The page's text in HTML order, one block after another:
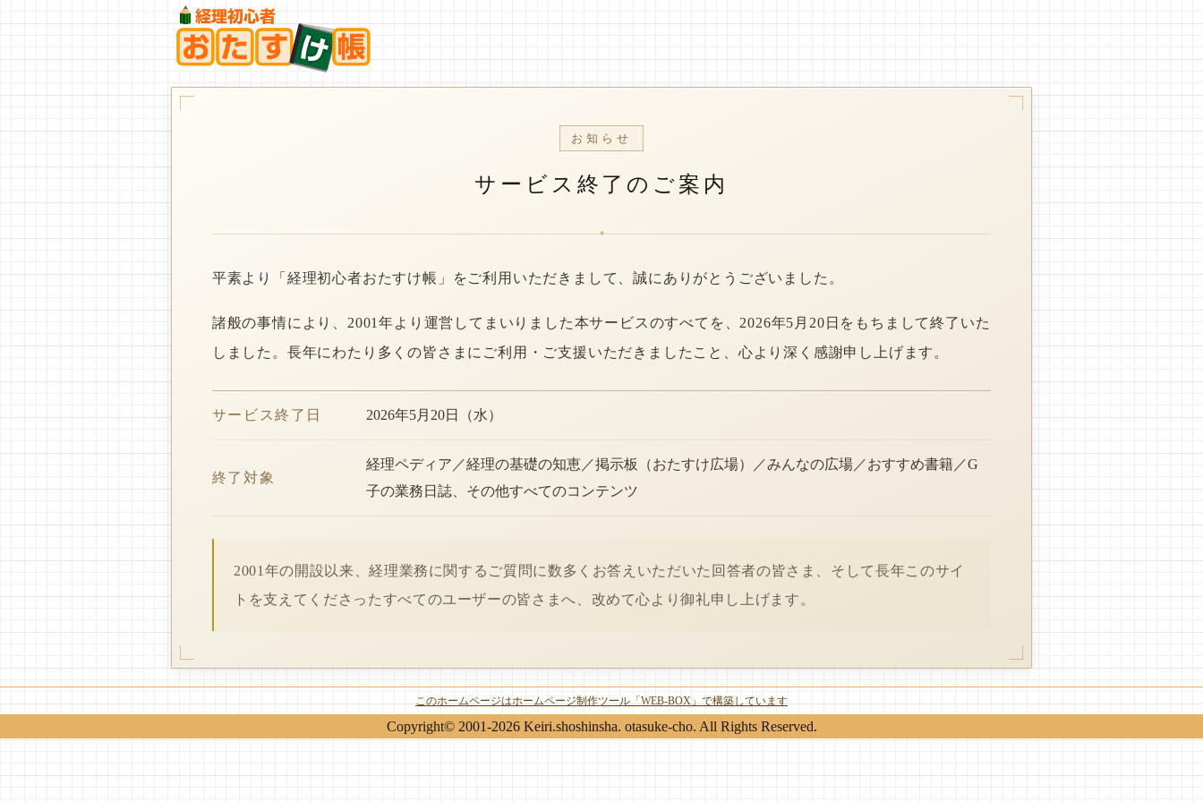
お知らせ
サービス終了のご案内
*
平素より「経理初心者おたすけ帳」をご利用いただきまして、誠にありがとうございました。
諸般の事情により、2001年より運営してまいりました本サービスのすべてを、2026年5月20日をもちまして終了いた
しました。長年にわたり多くの皆さまにご利用・ご支援いただきましたこと、心より深く感謝申し上げます。
サービス終了日 2026年5月20日（水）
終了対象
経理ペディア／経理の基礎の知恵／掲示板（おたすけ広場）／みんなの広場／おすすめ書籍／G
子の業務日誌、その他すべてのコンテンツ
2001年の開設以来、経理業務に関するご質問に数多くお答えいただいた回答者の皆さま、そして長年このサイ
トを支えてくださったすべてのユーザーの皆さまへ、改めて心より御礼申し上げます。
このホームページはホームページ制作ツール「WEB-BOX」で構築しています
Copyright© 2001-2026 Keiri.shoshinsha. otasuke-cho. All Rights Reserved.